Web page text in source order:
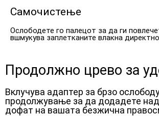
Самочистење
Ослободете го палецот за да ги
вшмукува заплетканите влакна
Продолжно црево за
Вклучува адаптер за брзо
продолжување за да додадете
дофат на вашата безжична